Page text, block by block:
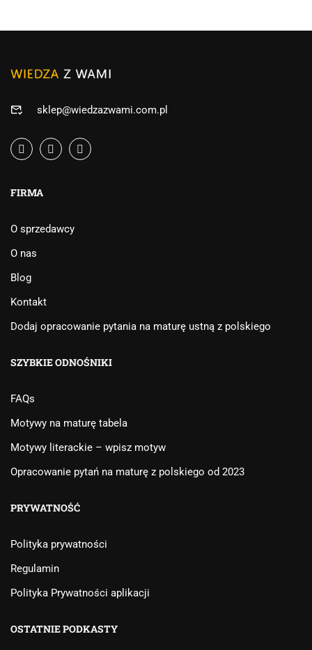
sklep@wiedzazwami.com.pl
FIRMA
O sprzedawcy
O nas
Blog
Kontakt
Dodaj opracowanie pytania na maturę ustną z polskiego
SZYBKIE ODNOŚNIKI
FAQs
Motywy na maturę tabela
Motywy literackie – wpisz motyw
Opracowanie pytań na maturę z polskiego od 2023
PRYWATNOŚĆ
Polityka prywatności
Regulamin
Polityka Prywatności aplikacji
OSTATNIE PODKASTY